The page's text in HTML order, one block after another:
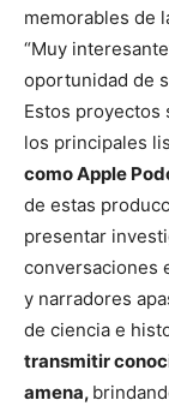
memorables de
“Muy
oportunidad de
Estos proyectos
los principales
como Apple
de estas
presentar
conversaciones
y narradores
de ciencia e
transmitir
amena,